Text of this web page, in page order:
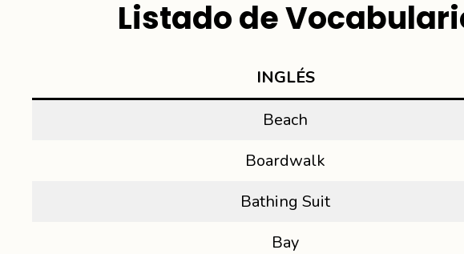
Listado de
INGLÉS
Beach
Boardwalk
Bathing Suit
Bay